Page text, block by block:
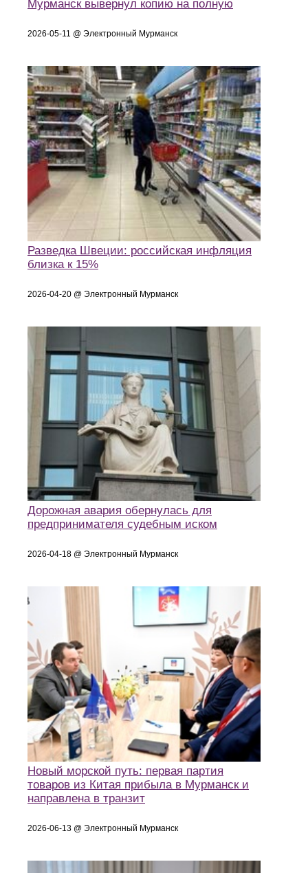
Мурманск вывернул копию на полную
2026-05-11 @ Электронный Мурманск
Разведка Швеции: российская инфляция
близка к 15%
2026-04-20 @ Электронный Мурманск
Дорожная авария обернулась для
предпринимателя судебным иском
2026-04-18 @ Электронный Мурманск
Новый морской путь: первая партия
товаров из Китая прибыла в Мурманск и
направлена в транзит
2026-06-13 @ Электронный Мурманск